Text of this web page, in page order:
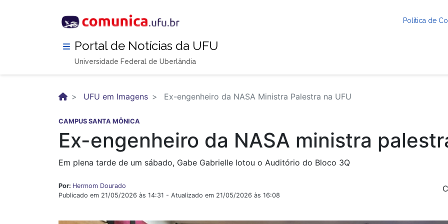
Política de
Portal de Notícias da UFU
Universidade Federal de Uberlândia
UFU em Imagens Ex-engenheiro da NASA Ministra Palestra na UFU
CAMPUS SANTA MÔNICA
Ex-engenheiro da NASA ministra
Em plena tarde de um sábado, Gabe Gabrielle lotou o Auditório do Bloco 3Q
Por: Hermom Dourado
Publicado em 21/05/2026 às 14:31 - Atualizado em 21/05/2026 às 16:08